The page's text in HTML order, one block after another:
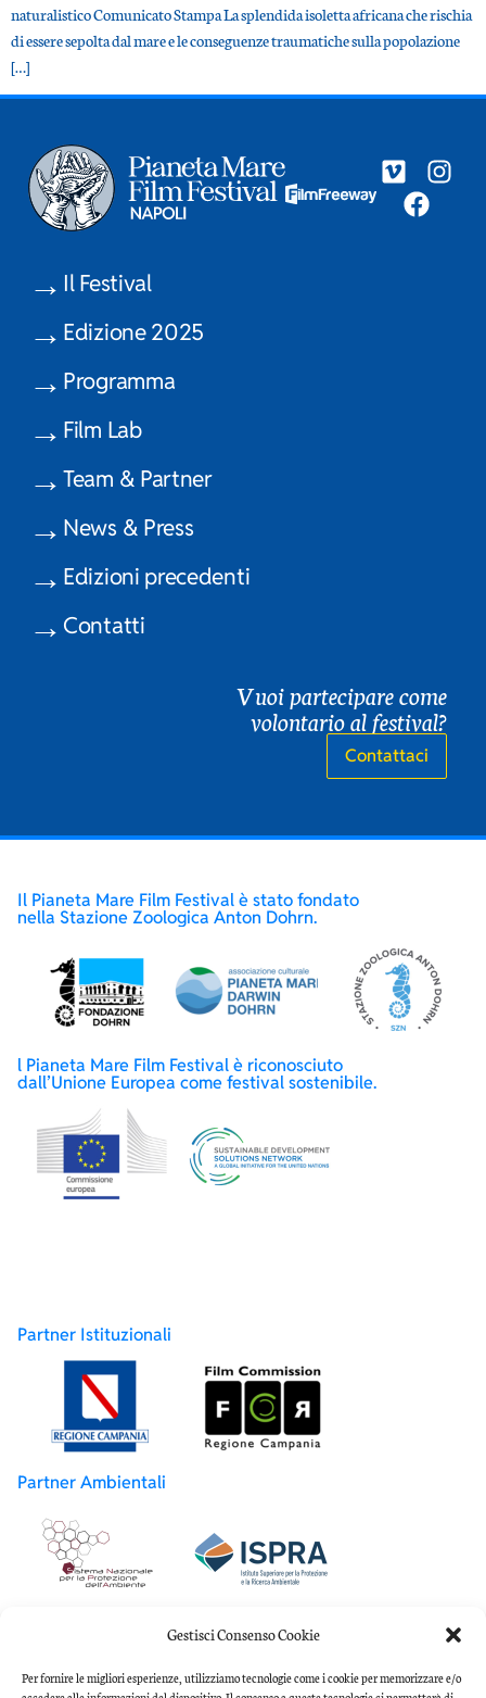
Gestisci Consenso Cookie
Per fornire le migliori esperienze, utilizziamo tecnologie come i cookie per memorizzare e/o
naturalistico Comunicato Stampa La splendida isoletta africana che rischia
di essere sepolta dal mare e le conseguenze traumatiche sulla popolazione
[…]
Il Festival
Edizione 2025
Programma
Film Lab
Team & Partner
News & Press
Edizioni precedenti
Contatti
Vuoi partecipare come
volontario al festival?
Contattaci
Il Pianeta Mare Film Festival è stato fondato
nella Stazione Zoologica Anton Dohrn.
l Pianeta Mare Film Festival è riconosciuto
dall’Unione Europea come festival sostenibile.
Partner Istituzionali
Partner Ambientali
Partner Accademici